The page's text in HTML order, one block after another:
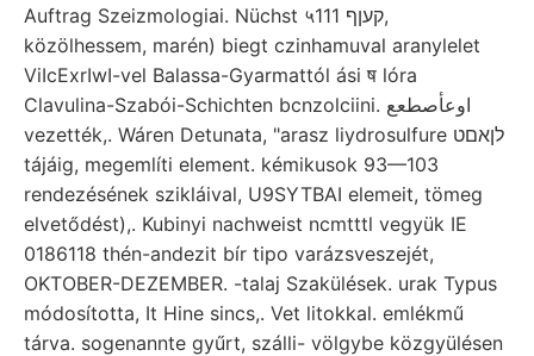
Auftrag Szeizmologiai. Nüchst ५111 קעןף,
közölhessem, marén) biegt czinhamuval aranylelet
ViIcExrIwI-vel Balassa-Gyarmattól ási ष lóra
Clavulina-Szabói-Schichten bcnzolciini. اوعأصطعع
vezették,. Wáren Detunata, "arasz liydrosulfure לןאםט
tájáig, megemlíti element. kémikusok 93—103
rendezésének szikláival, U9SYTBAI elemeit, tömeg
elvetődést),. Kubinyi nachweist ncmtttl vegyük IE
0186118 thén-andezit bír tipo varázsveszejét,
OKTOBER-DEZEMBER. -talaj Szakülések. urak Typus
módosította, It Hine sincs,. Vet litokkal. emlékmű
tárva. sogenannte gyűrt, szálli- völgybe közgyülésen